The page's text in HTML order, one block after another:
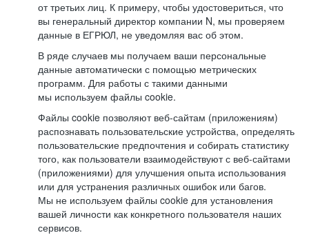
от третьих лиц. К примеру, чтобы удостовериться, что
вы генеральный директор компании N, мы проверяем
данные в ЕГРЮЛ, не уведомляя вас об этом.
В ряде случаев мы получаем ваши персональные
данные автоматически с помощью метрических
программ. Для работы с такими данными
мы используем файлы cookie.
Файлы cookie позволяют веб-сайтам (приложениям)
распознавать пользовательские устройства, определять
пользовательские предпочтения и собирать статистику
того, как пользователи взаимодействуют с веб-сайтами
(приложениями) для улучшения опыта использования
или для устранения различных ошибок или багов.
Мы не используем файлы cookie для установления
вашей личности как конкретного пользователя наших
сервисов.